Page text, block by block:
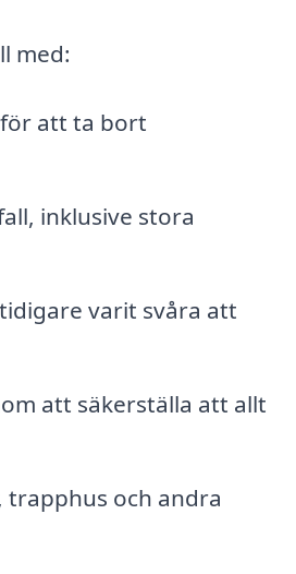
med:
att ta bort
inklusive stora
varit svåra att
att säkerställa att allt
trapphus och andra